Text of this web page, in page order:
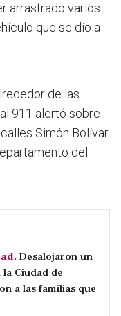
arrastrado varios
que se dio a
de las
911 alertó sobre
Simón Bolívar
del
Desalojaron un
Ciudad de
a las familias que